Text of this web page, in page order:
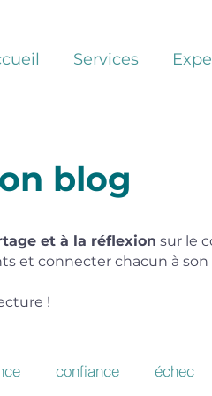
Services
blog
et à la réflexion sur le
et connecter chacun à son
!
confiance échec